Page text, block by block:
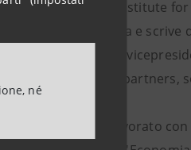
né
- Cambridge Institute for
il quale fa ricerca e scrive
dell’auto,
fondatori di 3H partners,
Nel 1997 ha lavorato